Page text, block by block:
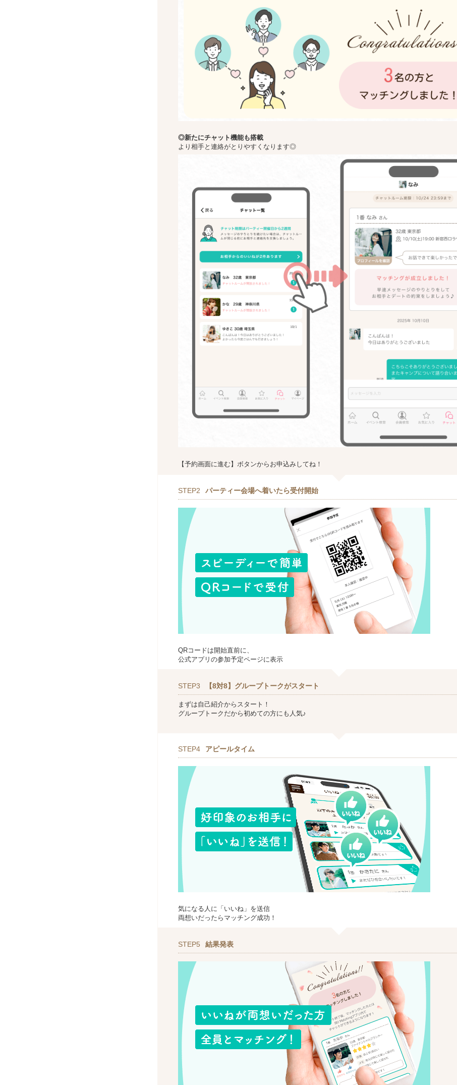
◎新たにチャット機能も搭載
より相手と連絡がとりやすくなります◎
【予約画面に進む】ボタンからお申込みしてね！
STEP2 パーティー会場へ着いたら受付開始
QRコードは開始直前に、
公式アプリの参加予定ページに表示
STEP3 【8対8】グループトークがスタート
まずは自己紹介からスタート！
グループトークだから初めての方にも人気♪
STEP4 アピールタイム
気になる人に「いいね」を送信
両想いだったらマッチング成功！
STEP5 結果発表